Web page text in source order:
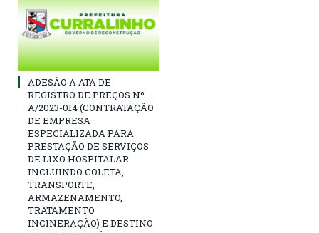
ADESÃO A ATA DE
REGISTRO DE PREÇOS Nº
A/2023-014 (CONTRATAÇÃO
DE EMPRESA
ESPECIALIZADA PARA
PRESTAÇÃO DE SERVIÇOS
DE LIXO HOSPITALAR
INCLUINDO COLETA,
TRANSPORTE,
ARMAZENAMENTO,
TRATAMENTO
INCINERAÇÃO) E DESTINO